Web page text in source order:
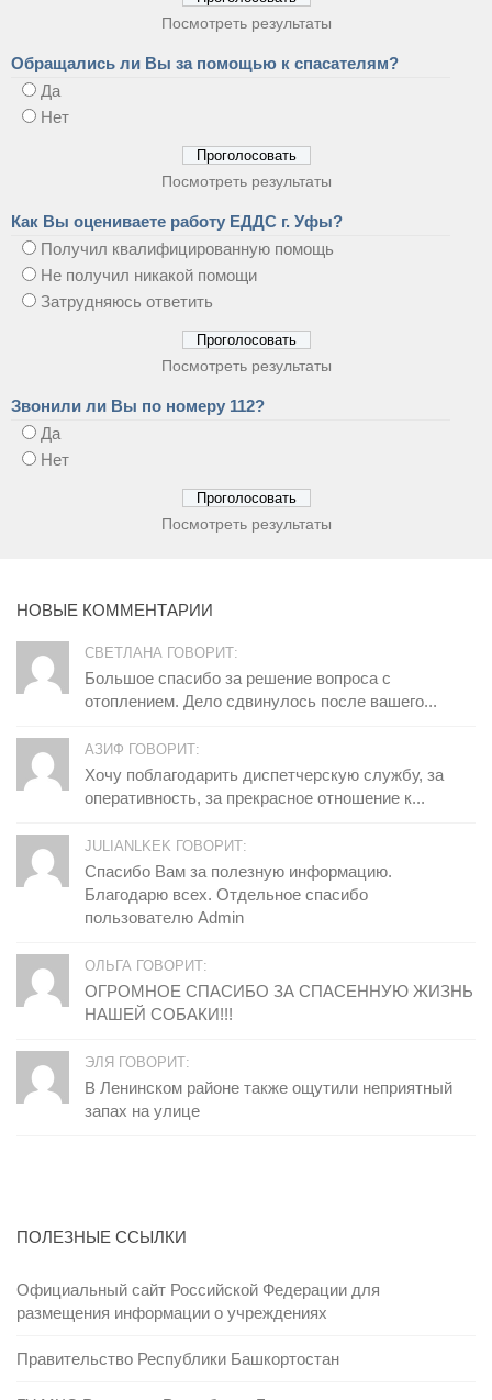
Посмотреть результаты
Обращались ли Вы за помощью к спасателям?
Да
Нет
Посмотреть результаты
Как Вы оцениваете работу ЕДДС г. Уфы?
Получил квалифицированную помощь
Не получил никакой помощи
Затрудняюсь ответить
Посмотреть результаты
Звонили ли Вы по номеру 112?
Да
Нет
Посмотреть результаты
НОВЫЕ КОММЕНТАРИИ
СВЕТЛАНА ГОВОРИТ:
Большое спасибо за решение вопроса с
отоплением. Дело сдвинулось после вашего...
АЗИФ ГОВОРИТ:
Хочу поблагодарить диспетчерскую службу, за
оперативность, за прекрасное отношение к...
JULIANLKEK ГОВОРИТ:
Спасибо Вам за полезную информацию.
Благодарю всех. Отдельное спасибо
пользователю Admin
ОЛЬГА ГОВОРИТ:
ОГРОМНОЕ СПАСИБО ЗА СПАСЕННУЮ ЖИЗНЬ
НАШЕЙ СОБАКИ!!!
ЭЛЯ ГОВОРИТ:
В Ленинском районе также ощутили неприятный
запах на улице
ПОЛЕЗНЫЕ ССЫЛКИ
Официальный сайт Российской Федерации для
размещения информации о учреждениях
Правительство Республики Башкортостан